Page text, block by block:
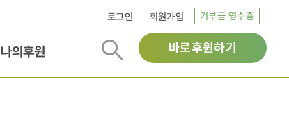
로그인 회원가입 기부금 영수증
나의후원 바로후원하기